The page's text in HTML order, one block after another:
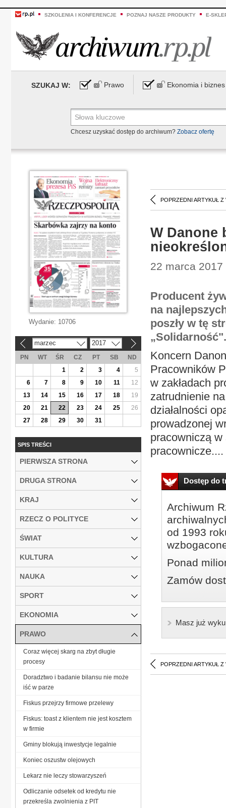
SZKOLENIA I KONFERENCJE POZNAJ NASZE PRODUKTY E-
SZUKAJ W: Prawo Ekonomia i biznes
Chcesz uzyskać dostęp do archiwum? Zobacz ofertę
POPRZEDNI ARTYKUŁ Z
W Danone
22 marca
Producent
na
poszły w tę
„Solidarność".
Koncern
Pracowników
w zakładach
zatrudnienie
działalności
prowadzonej
pracowniczą
pracownicze....
Dostęp do
Archiwum
od 1993
Ponad
Zamów
Masz już
POPRZEDNI ARTYKUŁ Z
Wydanie: 10706
marzec 2017
PN WT ŚR CZ PT SB
ND
1
2 3 4
5
6
7 8 9 10 11
12
13
14 15 16 17 18
19
20
21 22 23 24 25
26
27
28 29 30 31
SPIS TREŚCI
PIERWSZA STRONA
DRUGA STRONA
KRAJ
RZECZ O POLITYCE
ŚWIAT
KULTURA
NAUKA
SPORT
EKONOMIA
PRAWO
Coraz więcej skarg na zbyt długie
procesy
Doradztwo i badanie bilansu nie może
iść w parze
Fiskus przejrzy firmowe przelewy
Fiskus: toast z klientem nie jest kosztem
w firmie
Gminy blokują inwestycje legalnie
Koniec oszustw olejowych
Lekarz nie leczy stowarzyszeń
Odliczanie odsetek od kredytu nie
przekreśla zwolnienia z PIT